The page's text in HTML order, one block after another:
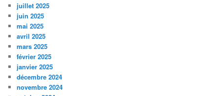
juillet 2025
juin 2025
mai 2025
avril 2025
mars 2025
février 2025
janvier 2025
décembre 2024
novembre 2024